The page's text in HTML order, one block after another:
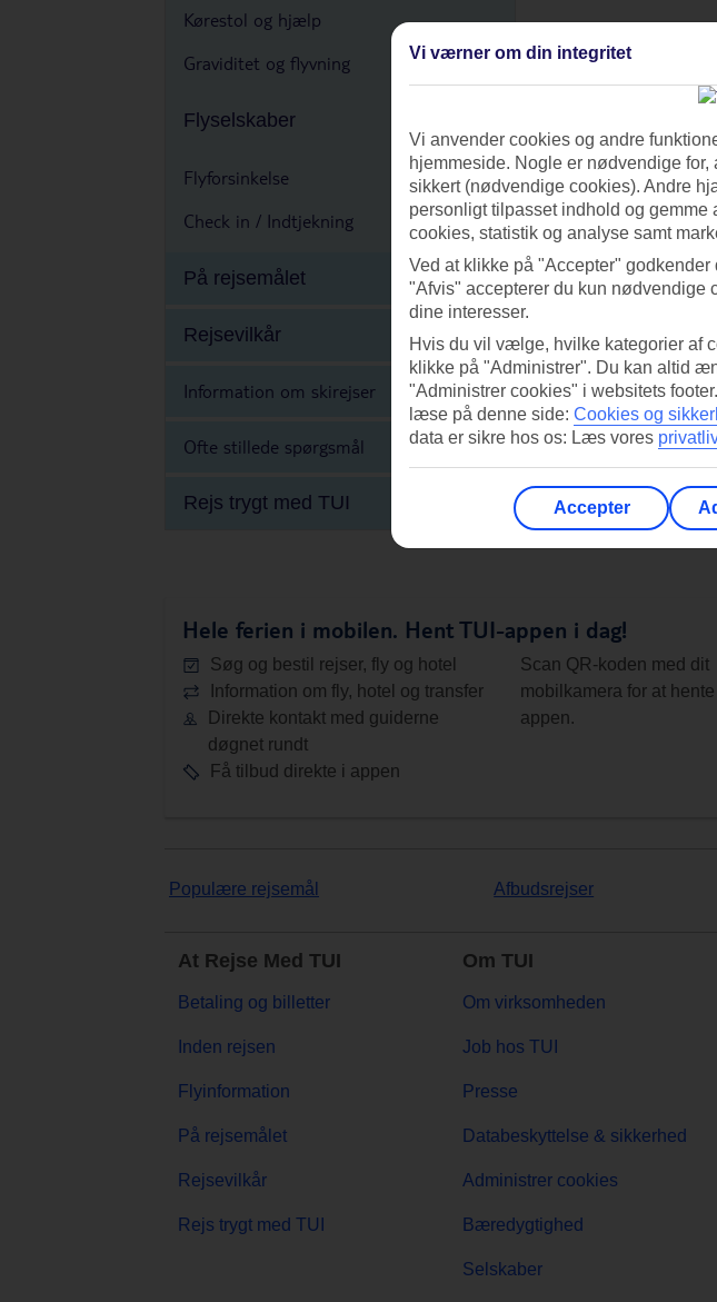
Kørestol og hjælp
Graviditet og flyvning
Flyselskaber
Flyforsinkelse
Check in / Indtjekning
På rejsemålet
Rejsevilkår
Information om skirejser
Ofte stillede spørgsmål
Rejs trygt med TUI
Priser fra
for første uge
BESTIL DIN
AIRSHELL® HER
Hele ferien i mobilen. Hent TUI-appen i dag!
Søg og bestil rejser, fly og hotel
Information om fly, hotel og transfer
Direkte kontakt med guiderne
døgnet rundt
Få tilbud direkte i appen
Scan QR-koden med dit
mobilkamera for at hente
appen.
Populære rejsemål Afbudsrejser
At Rejse Med TUI
Betaling og billetter
Inden rejsen
Flyinformation
På rejsemålet
Rejsevilkår
Rejs trygt med TUI
Om TUI
Om virksomheden
Job hos TUI
Presse
Databeskyttelse & sikkerhed
Administrer cookies
Bæredygtighed
Selskaber
Vi værner om din integritet
Vi anvender cookies og andre
hjemmeside. Nogle er nødvendige
sikkert (nødvendige cookies). Andre
personligt tilpasset indhold og
cookies, statistik og analyse samt
Ved at klikke på "Accepter"
"Afvis" accepterer du kun nødvendige
dine interesser.
Hvis du vil vælge, hvilke kategorier af
klikke på "Administrer". Du kan altid
"Administrer cookies" i websitets
læse på denne side: Cookies og
data er sikre hos os: Læs vores
Accepter